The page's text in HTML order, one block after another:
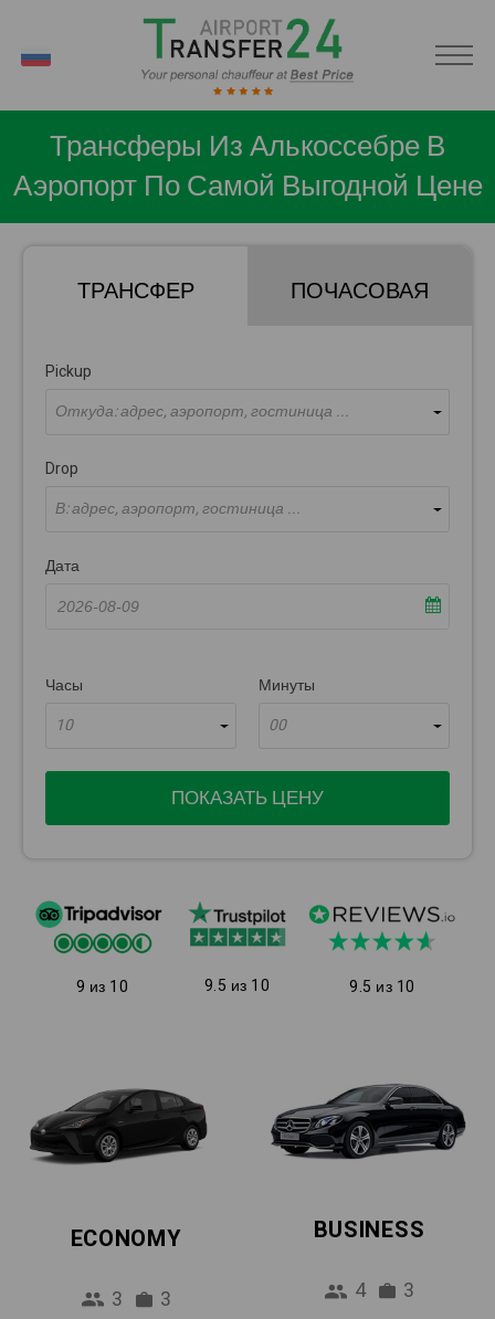
Трансферы Из Алькоссебре В
Аэропорт По Самой Выгодной Цене
ТРАНСФЕР ПОЧАСОВАЯ
Pickup
Откуда: адрес, аэропорт, гостиница ...
Drop
В: адрес, аэропорт, гостиница ...
Дата
Часы
10
Минуты
00
ПОКАЗАТЬ ЦЕНУ
9 из 10 9.5 из 10 9.5 из 10
ECONOMY
3 3
BUSINESS
4 3